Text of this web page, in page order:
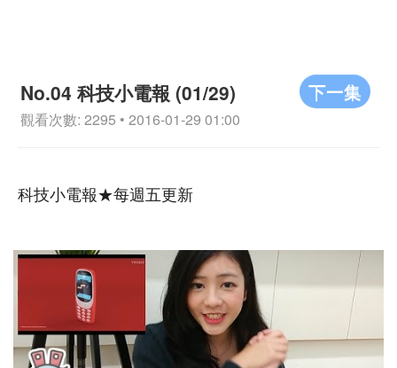
下一集
No.04 科技小電報 (01/29)
觀看次數: 2295 • 2016-01-29 01:00
科技小電報★每週五更新